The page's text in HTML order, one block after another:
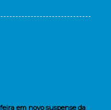
em novo suspense da